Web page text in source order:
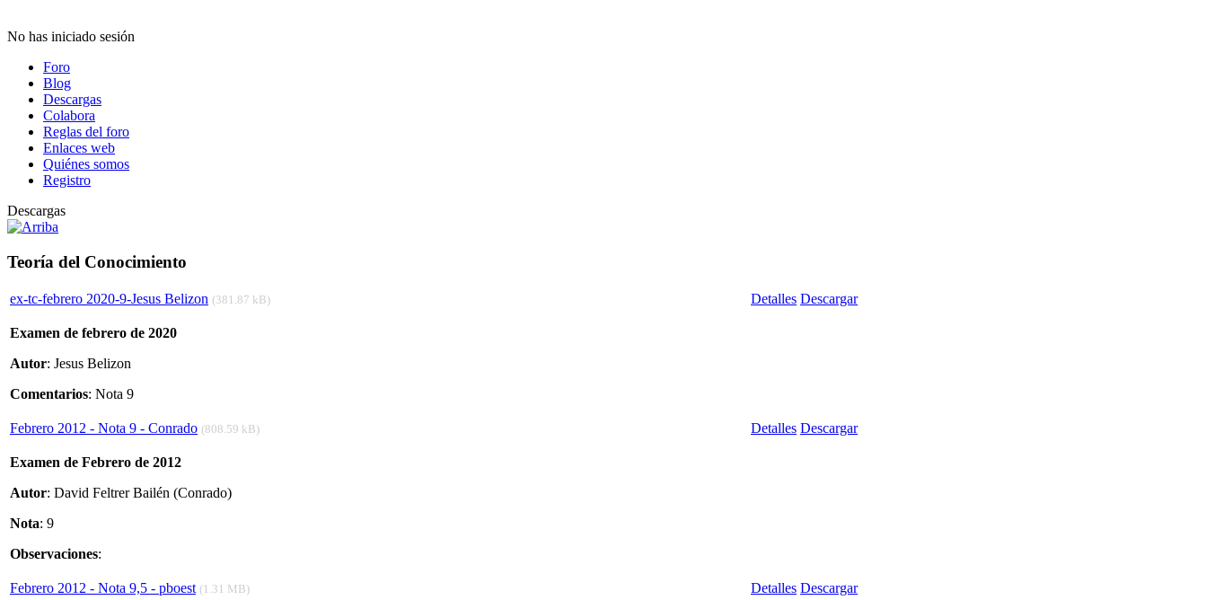
No has iniciado sesión
Foro
Blog
Descargas
Colabora
Reglas del foro
Enlaces web
Quiénes somos
Registro
Descargas
Teoría del Conocimiento
ex-tc-febrero 2020-9-Jesus Belizon (381.87 kB) Detalles Descargar
Examen de febrero de 2020
Autor: Jesus Belizon
Comentarios: Nota 9
Febrero 2012 - Nota 9 - Conrado (808.59 kB) Detalles Descargar
Examen de Febrero de 2012
Autor: David Feltrer Bailén (Conrado)
Nota: 9
Observaciones:
Febrero 2012 - Nota 9,5 - pboest (1.31 MB) Detalles Descargar